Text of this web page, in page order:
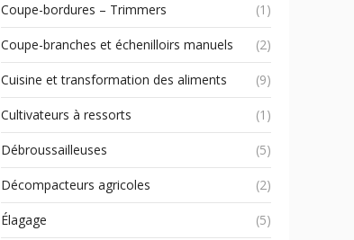
Coupe-bordures – Trimmers (1)
Coupe-branches et échenilloirs manuels (2)
Cuisine et transformation des aliments (9)
Cultivateurs à ressorts (1)
Débroussailleuses (5)
Décompacteurs agricoles (2)
Élagage (5)